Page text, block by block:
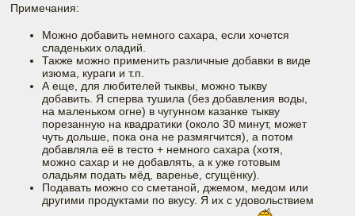
Примечания:
Можно добавить немного сахара, если хочется
сладеньких оладий.
Также можно применить различные добавки в виде
изюма, кураги и т.п.
А еще, для любителей тыквы, можно тыкву
добавить. Я сперва тушила (без добавления воды,
на маленьком огне) в чугунном казанке тыкву
порезанную на квадратики (около 30 минут, может
чуть дольше, пока она не размягчится), а потом
добавляла её в тесто + немного сахара (хотя,
можно сахар и не добавлять, а к уже готовым
оладьям подать мёд, варенье, сгущёнку).
Подавать можно со сметаной, джемом, медом или
другими продуктами по вкусу. Я их с удовольствием